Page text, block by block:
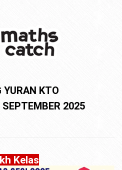
YURAN KTO
2025
Kelas